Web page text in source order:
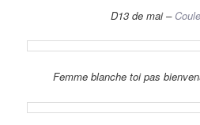
D13 de mai –
Femme blanche toi pas